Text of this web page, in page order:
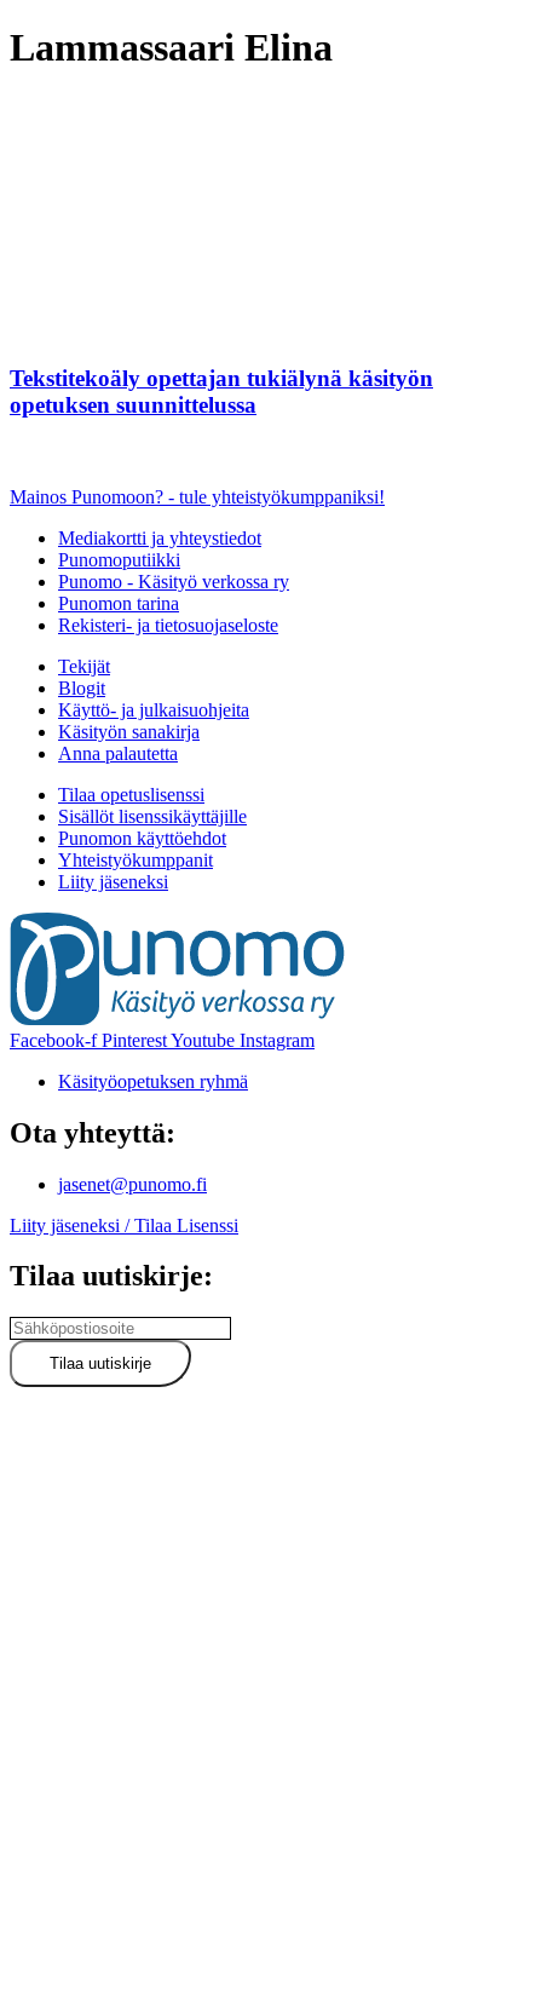
Lammassaari Elina
Tekstitekoäly opettajan tukiälynä käsityön
opetuksen suunnittelussa
Mainos Punomoon? - tule yhteistyökumppaniksi!
Mediakortti ja yhteystiedot
Punomoputiikki
Punomo - Käsityö verkossa ry
Punomon tarina
Rekisteri- ja tietosuojaseloste
Tekijät
Blogit
Käyttö- ja julkaisuohjeita
Käsityön sanakirja
Anna palautetta
Tilaa opetuslisenssi
Sisällöt lisenssikäyttäjille
Punomon käyttöehdot
Yhteistyökumppanit
Liity jäseneksi
Facebook-f PinterestYoutube Instagram
Käsityöopetuksen ryhmä
Ota yhteyttä:
jasenet@punomo.fi
Liity jäseneksi / Tilaa Lisenssi
Tilaa uutiskirje: